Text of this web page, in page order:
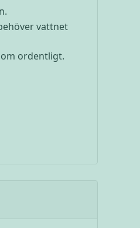
vattnet
ordentligt.